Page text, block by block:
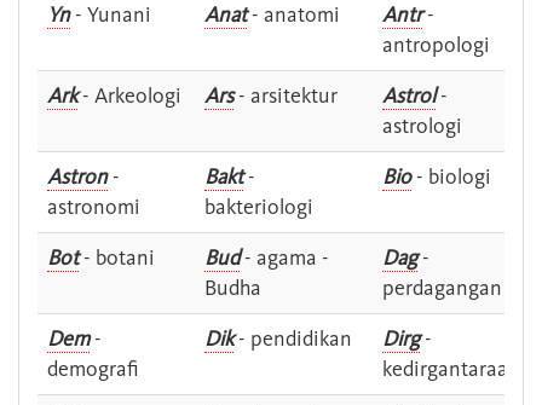
Yn- Yunani Anat- anatomi Antr-
antropologi
Ark- Arkeologi Ars- arsitektur Astrol-
astrologi
Astron-
astronomi
Bakt-
bakteriologi
Bio- biologi
Bot- botani Bud- agama -
Budha
Dag-
perdagangan
Dem-
demografi
Dik- pendidikan Dirg-
kedirgantaraan